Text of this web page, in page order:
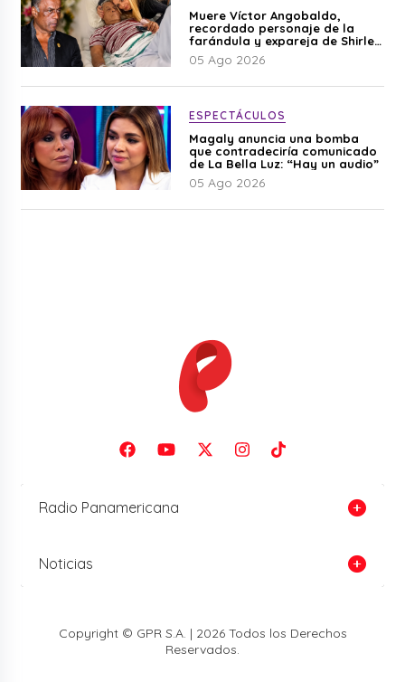
Muere Víctor Angobaldo,
recordado personaje de la
farándula y expareja de Shirley
Cherres
05 Ago 2026
ESPECTÁCULOS
Magaly anuncia una bomba
que contradeciría comunicado
de La Bella Luz: “Hay un audio”
05 Ago 2026
Radio Panamericana
Noticias
Copyright © GPR S.A. | 2026 Todos los Derechos
Reservados.